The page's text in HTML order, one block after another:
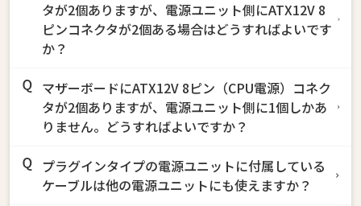
タが2個ありますが、電源ユニット側にATX12V 8
ピンコネクタが2個ある場合はどうすればよいです
か？
マザーボードにATX12V 8ピン（CPU電源）コネク
タが2個ありますが、電源ユニット側に1個しかあ
りません。どうすればよいですか？
プラグインタイプの電源ユニットに付属している
ケーブルは他の電源ユニットにも使えますか？